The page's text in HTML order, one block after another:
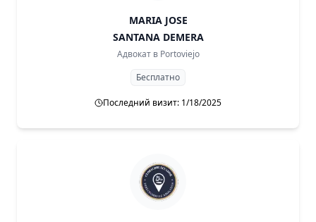
MARIA JOSE
SANTANA DEMERA
Адвокат в Portoviejo
Бесплатно
Последний визит: 1/18/2025